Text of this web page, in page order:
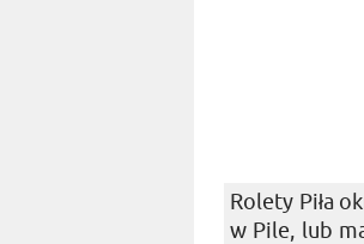
Rolety Piła
w Pile, lub